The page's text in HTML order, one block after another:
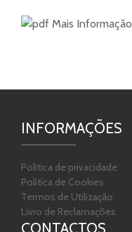
Mais Informação
INFORMAÇÕES
Politica de privacidade
Política de Cookies
Termos de Utilização
Livro de Reclamações
CONTACTOS